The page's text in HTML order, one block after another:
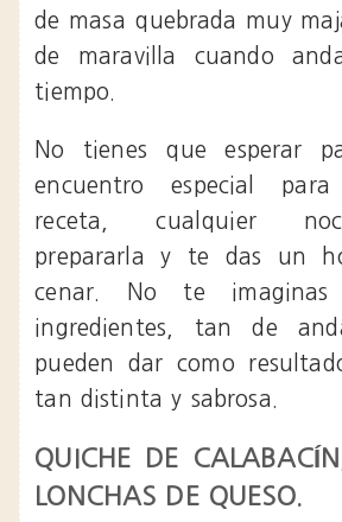
de masa quebrada muy
de maravilla cuando
tiempo.
No tienes que esperar
encuentro especial
receta, cualquier
prepararla y te das un
cenar. No te imaginas
ingredientes, tan de
pueden dar como
tan distinta y sabrosa.
QUICHE DE
LONCHAS DE QUESO.